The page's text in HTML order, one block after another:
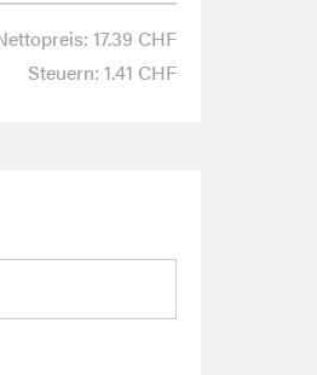
17.39 CHF
Steuern: 1.41 CHF